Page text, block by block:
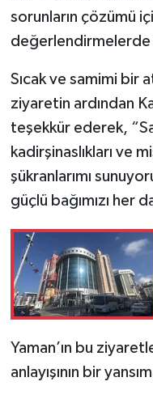
sorunların çözümü
değerlendirmelerde
Sıcak ve samimi bir
ziyaretin ardından
teşekkür ederek,
kadirşinaslıkları ve
şükranlarımı
güçlü bağımızı her
Yaman’ın bu
anlayışının bir